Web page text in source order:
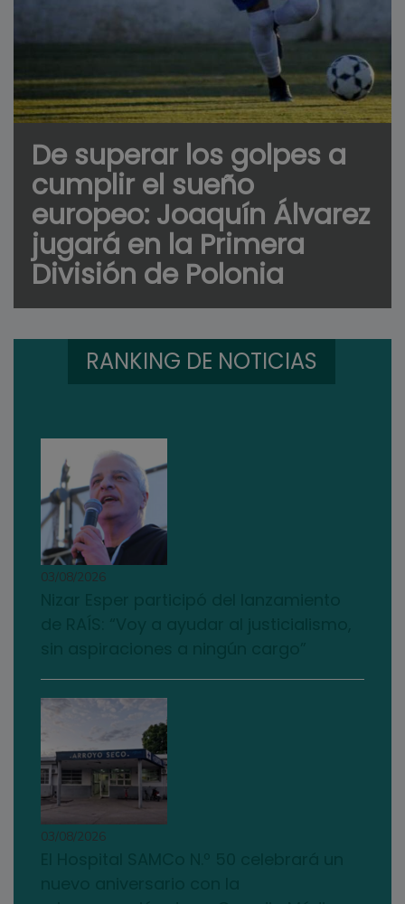
De superar los golpes a
cumplir el sueño
europeo: Joaquín Álvarez
jugará en la Primera
División de Polonia
RANKING DE NOTICIAS
03/08/2026
03/08/2026